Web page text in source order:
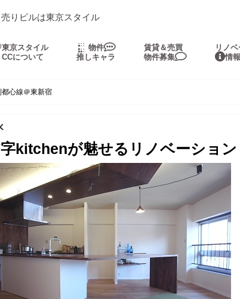
りビルは東京スタイル
京スタイル
について
物件
推しキャラ
賃貸＆売買
物件募集
リノ
情報
心線＠東新宿
kitchenが魅せるリノベーション